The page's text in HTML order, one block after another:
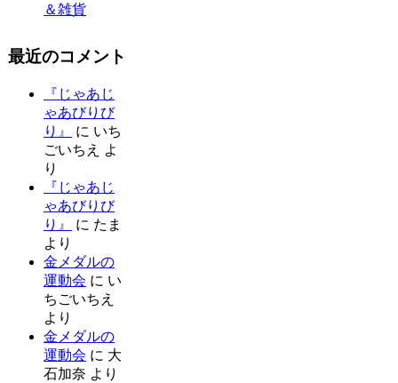
＆雑貨
最近のコメント
『じゃあじ
ゃあびりび
り』
に いち
ごいちえ
よ
り
『じゃあじ
ゃあびりび
り』
に たま
より
金メダルの
運動会 に い
ちごいちえ
より
金メダルの
運動会 に 大
石加奈 より